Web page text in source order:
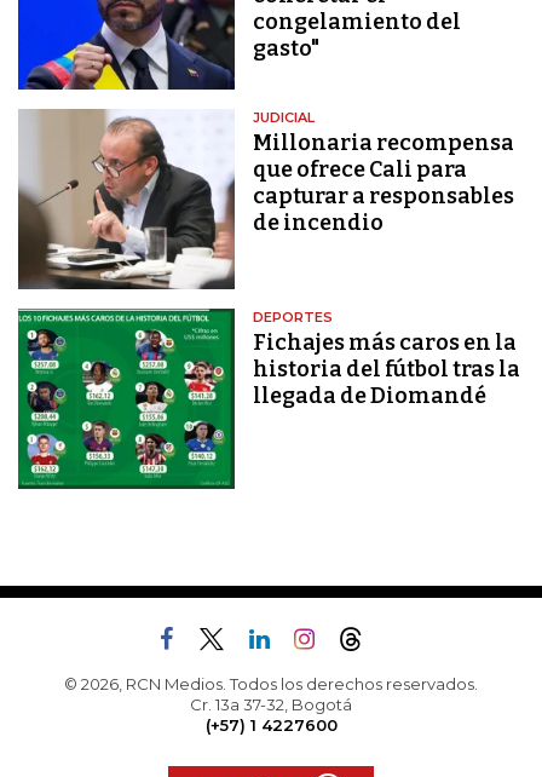
congelamiento del
gasto"
JUDICIAL
Millonaria recompensa
que ofrece Cali para
capturar a responsables
de incendio
DEPORTES
Fichajes más caros en la
historia del fútbol tras la
llegada de Diomandé
© 2026, RCN Medios. Todos los derechos reservados.
Cr. 13a 37-32, Bogotá
(+57) 1 4227600